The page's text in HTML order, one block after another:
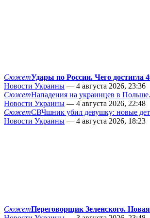
СюжетУдары по России. Чего достигла
Новости Украины — 4 августа 2026, 23:36
СюжетНападения на украинцев в
Новости Украины — 4 августа 2026, 22:48
СюжетСВЧшник убил девушку: новые
Новости Украины — 4 августа 2026, 18:23
СюжетПереговорщик Зеленского.